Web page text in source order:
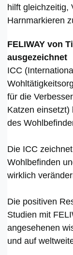
hilft gleichzeitig,
Harnmarkieren
FELIWAY von
ausgezeichnet
ICC
für die
Katzen einsetzt)
des
Die ICC
Wohlbefinden
wirklich
Die positiven
Studien mit
angesehenen
und auf